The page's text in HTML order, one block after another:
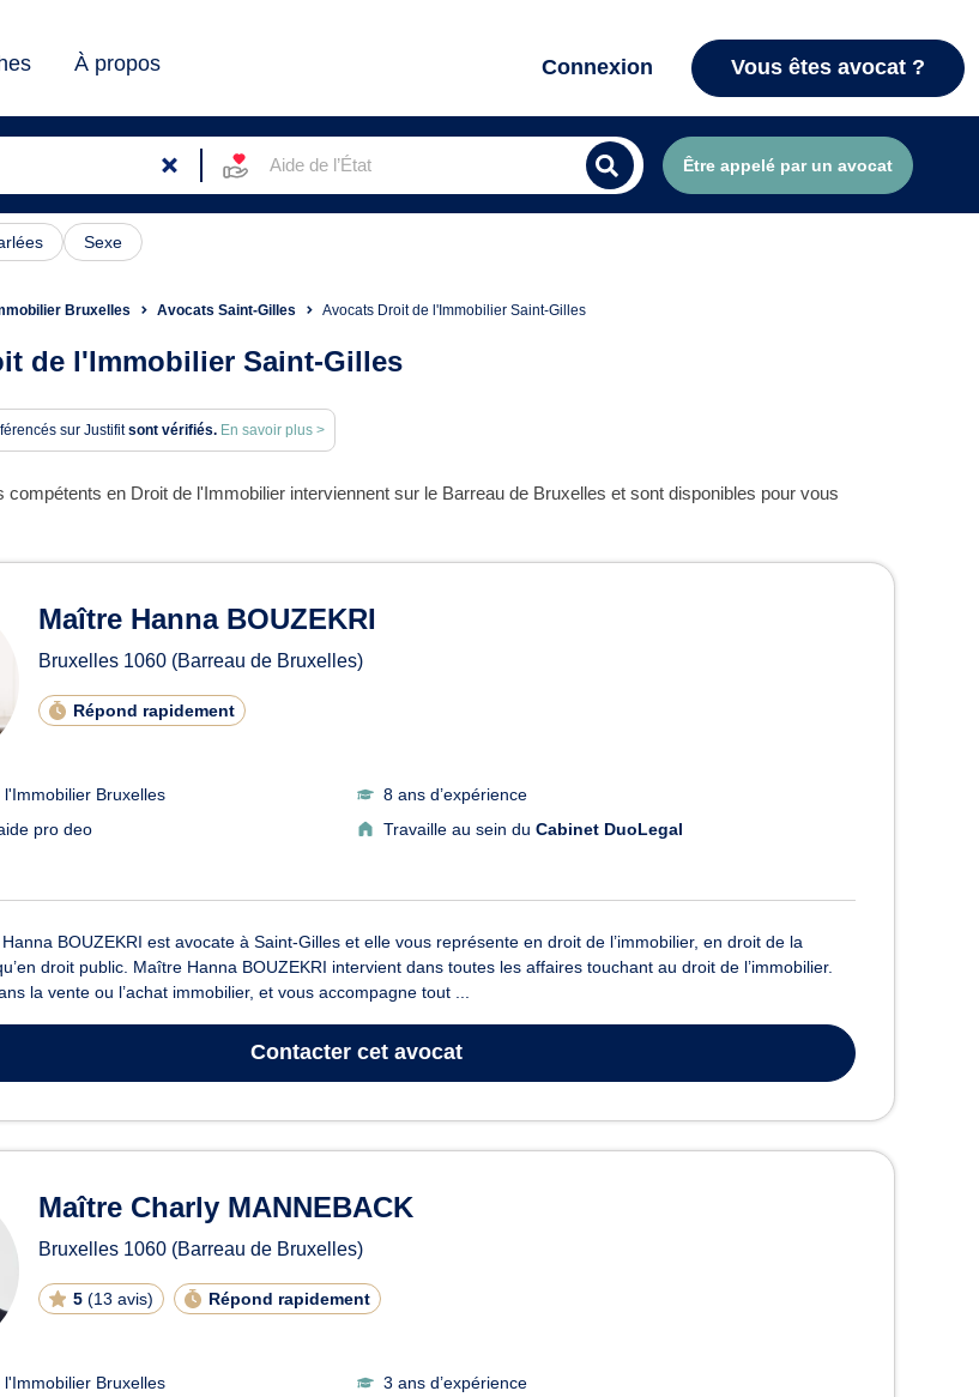
À propos Connexion Vous êtes avocat ?
Aide de l’État Être appelé par un avocat
Sexe
Bruxelles Avocats Saint-Gilles Avocats Droit de l'Immobilier Saint-Gilles
de l'Immobilier Saint-Gilles
sur Justifitsont vérifiés. En savoir plus >
en Droit de l'Immobilier interviennent sur le Barreau de Bruxelles et sont disponibles pour vous
Droit de l'Immobilier à Saint-Gilles
Maître Hanna BOUZEKRI
Bruxelles 1060 (Barreau de Bruxelles)
Répond rapidement
Bruxelles
8 ans d’expérience
pro deo
Travaille au sein du Cabinet DuoLegal
BOUZEKRI est avocate à Saint-Gilles et elle vous représente en droit de l’immobilier, en droit de la
droit public. Maître Hanna BOUZEKRI intervient dans toutes les affaires touchant au droit de l’immobilier.
la vente ou l’achat immobilier, et vous accompagne tout ...
Contacter cet avocat
Maître Charly MANNEBACK
Bruxelles 1060 (Barreau de Bruxelles)
5 (13 avis) Répond rapidement
Bruxelles
3 ans d’expérience